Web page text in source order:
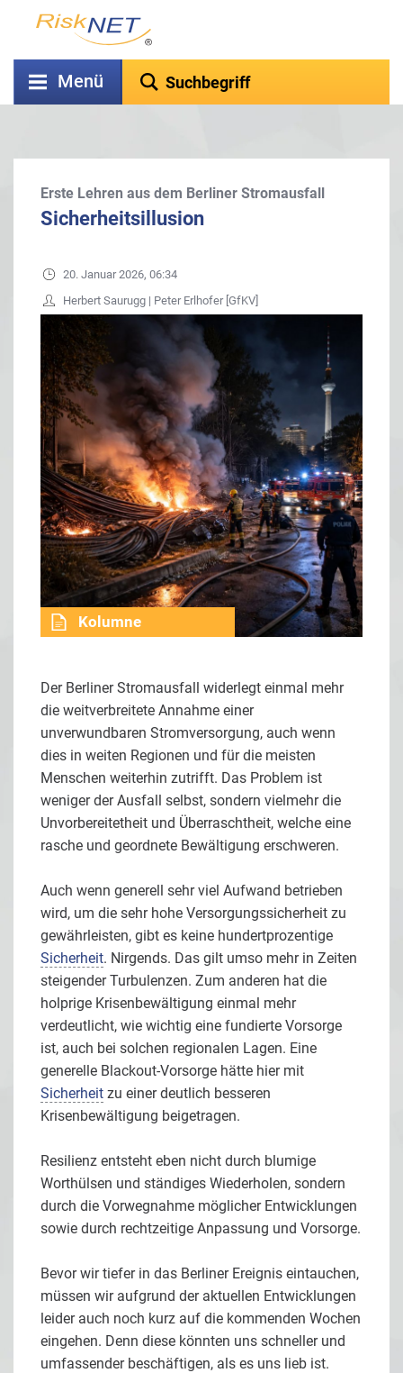
Menü
Erste Lehren aus dem Berliner Stromausfall
Sicherheitsillusion
20. Januar 2026, 06:34
Herbert Saurugg | Peter Erlhofer [GfKV]
Kolumne
Der Berliner Stromausfall widerlegt einmal mehr
die weitverbreitete Annahme einer
unverwundbaren Stromversorgung, auch wenn
dies in weiten Regionen und für die meisten
Menschen weiterhin zutrifft. Das Problem ist
weniger der Ausfall selbst, sondern vielmehr die
Unvorbereitetheit und Überraschtheit, welche eine
rasche und geordnete Bewältigung erschweren.
Auch wenn generell sehr viel Aufwand betrieben
wird, um die sehr hohe Versorgungssicherheit zu
gewährleisten, gibt es keine hundertprozentige
Sicherheit. Nirgends. Das gilt umso mehr in Zeiten
steigender Turbulenzen. Zum anderen hat die
holprige Krisenbewältigung einmal mehr
verdeutlicht, wie wichtig eine fundierte Vorsorge
ist, auch bei solchen regionalen Lagen. Eine
generelle Blackout-Vorsorge hätte hier mit
Sicherheit zu einer deutlich besseren
Krisenbewältigung beigetragen.
Resilienz entsteht eben nicht durch blumige
Worthülsen und ständiges Wiederholen, sondern
durch die Vorwegnahme möglicher Entwicklungen
sowie durch rechtzeitige Anpassung und Vorsorge.
Bevor wir tiefer in das Berliner Ereignis eintauchen,
müssen wir aufgrund der aktuellen Entwicklungen
leider auch noch kurz auf die kommenden Wochen
eingehen. Denn diese könnten uns schneller und
umfassender beschäftigen, als es uns lieb ist.